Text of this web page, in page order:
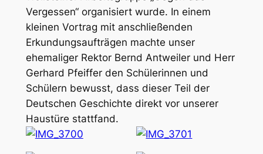
Vergessen“ organisiert wurde. In einem
kleinen Vortrag mit anschließenden
Erkundungsaufträgen machte unser
ehemaliger Rektor Bernd Antweiler und Herr
Gerhard Pfeiffer den Schülerinnen und
Schülern bewusst, dass dieser Teil der
Deutschen Geschichte direkt vor unserer
Haustüre stattfand.